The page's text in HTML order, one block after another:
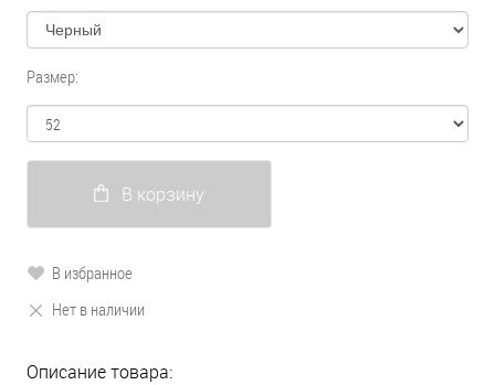
Размер:
В корзину
В избранное
Нет в наличии
Описание товара: